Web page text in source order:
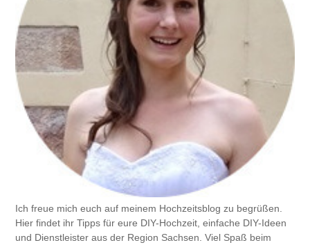
Ich freue mich euch auf meinem Hochzeitsblog zu begrüßen.
Hier findet ihr Tipps für eure DIY-Hochzeit, einfache DIY-Ideen
und Dienstleister aus der Region Sachsen. Viel Spaß beim